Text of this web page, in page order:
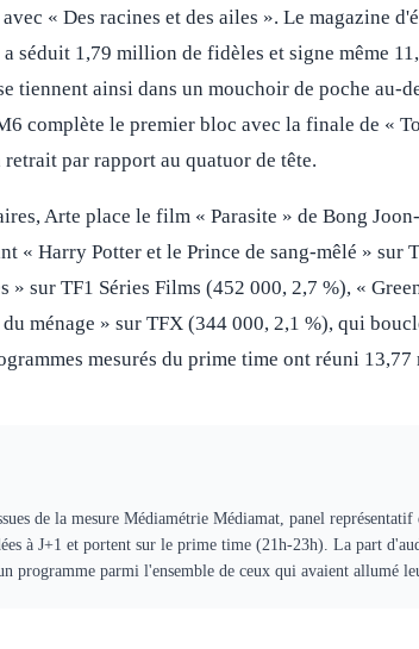
« Des racines et des ailes ». Le magazine
séduit 1,79 million de fidèles et signe même
tiennent ainsi dans un mouchoir de poche au-
complète le premier bloc avec la finale de «
par rapport au quatuor de tête.
Arte place le film « Parasite » de Bong
« Harry Potter et le Prince de sang-mêlé » sur
» sur TF1 Séries Films (452 000, 2,7 %), «
ménage » sur TFX (344 000, 2,1 %), qui
mesurés du prime time ont réuni
de la mesure Médiamétrie Médiamat, panel
à J+1 et portent sur le prime time (21h-23h). La part
programme parmi l'ensemble de ceux qui avaient allumé